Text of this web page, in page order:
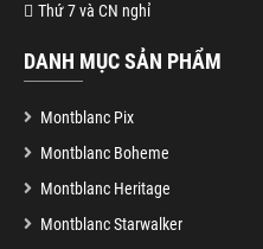
Thứ 7 và CN nghỉ
DANH MỤC SẢN PHẨM
Montblanc Pix
Montblanc Boheme
Montblanc Heritage
Montblanc Starwalker